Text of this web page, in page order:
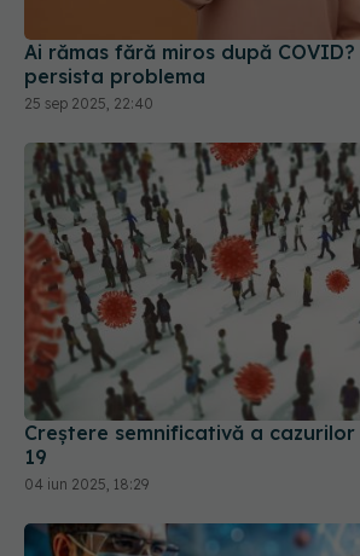
Ai rămas fără miros după
persista problema
25 sep 2025, 22:40
Creștere semnificativă a cazurilor
19
04 iun 2025, 18:29